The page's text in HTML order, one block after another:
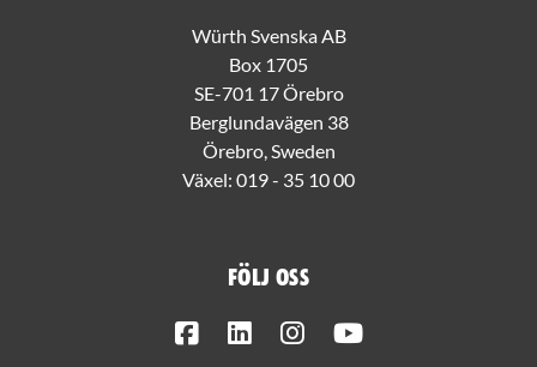
Würth Svenska AB
Box 1705
SE-701 17 Örebro
Berglundavägen 38
Örebro, Sweden
Växel: 019 - 35 10 00
Följ oss
FacebookLinkedInInstagram